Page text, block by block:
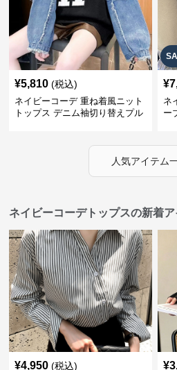
¥5,810 (税込)
ネイビーコーデ 重ね着風ニット
トップス デニム袖切り替えプル
¥
ネ
ー
人気アイテム
ネイビーコーデトップスの新着ア
¥4,950 (税込) ¥